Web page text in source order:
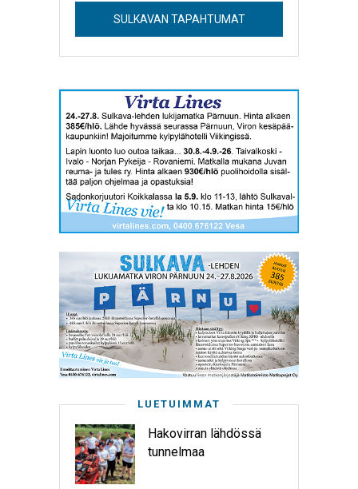
SULKAVAN TAPAHTUMAT
LUETUIMMAT
Hakovirran lähdössä
tunnelmaa